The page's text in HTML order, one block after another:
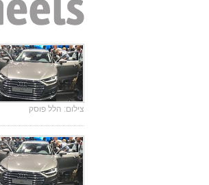
צילום: הלל פוסק